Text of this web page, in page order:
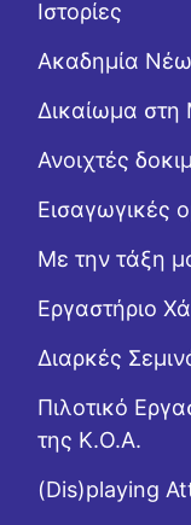
Ιστορίες
Ακαδημία
Δικαίωμα στη
Ανοιχτές
Εισαγωγικές
Με την τάξη
Εργαστήριo
Διαρκές
Πιλοτικό
της Κ.Ο.Α.
(Dis)playing